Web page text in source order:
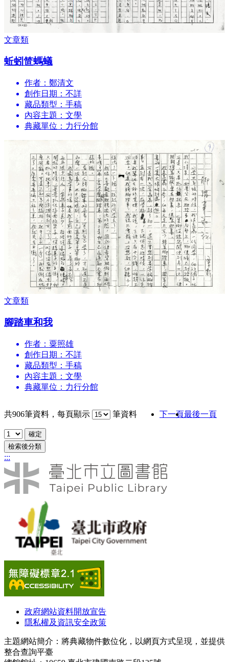
文章類
蚯蚓笸螞蟻
作者：鄭清文
創作日期：不詳
藏品類型：手稿
內容主題：文學
典藏單位：力行分館
文章類
腳踏車和我
作者：粟照雄
創作日期：不詳
藏品類型：手稿
內容主題：文學
典藏單位：力行分館
共906筆資料，每頁顯示 筆資料 下一頁最後一頁
檢索後分類
:::
政府網站資料開放宣告
隱私權及資訊安全政策
主題網站簡介：將典藏物件數位化，以網頁方式呈現，並提供
整合查詢平臺